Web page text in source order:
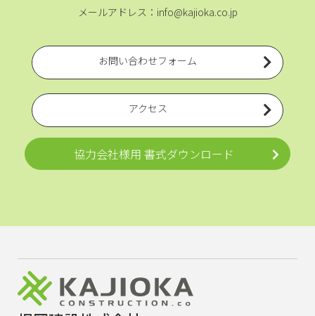
メールアドレス：info@kajioka.co.jp
お問い合わせフォーム
アクセス
協力会社様用 書式ダウンロード